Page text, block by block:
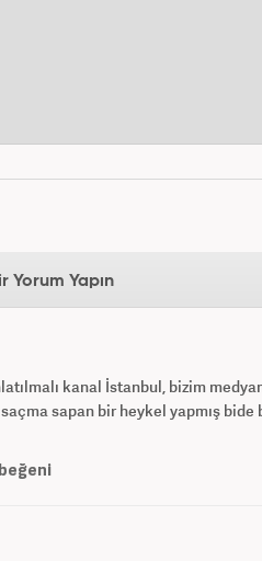
Yorum Yapın
kanal İstanbul, bizim
sapan bir heykel yapmış bide
beğeni